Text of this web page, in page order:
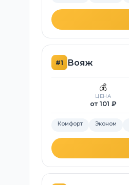
#1 Вояж
💰
ЦЕНА
от 101 ₽
Комфорт Эконом